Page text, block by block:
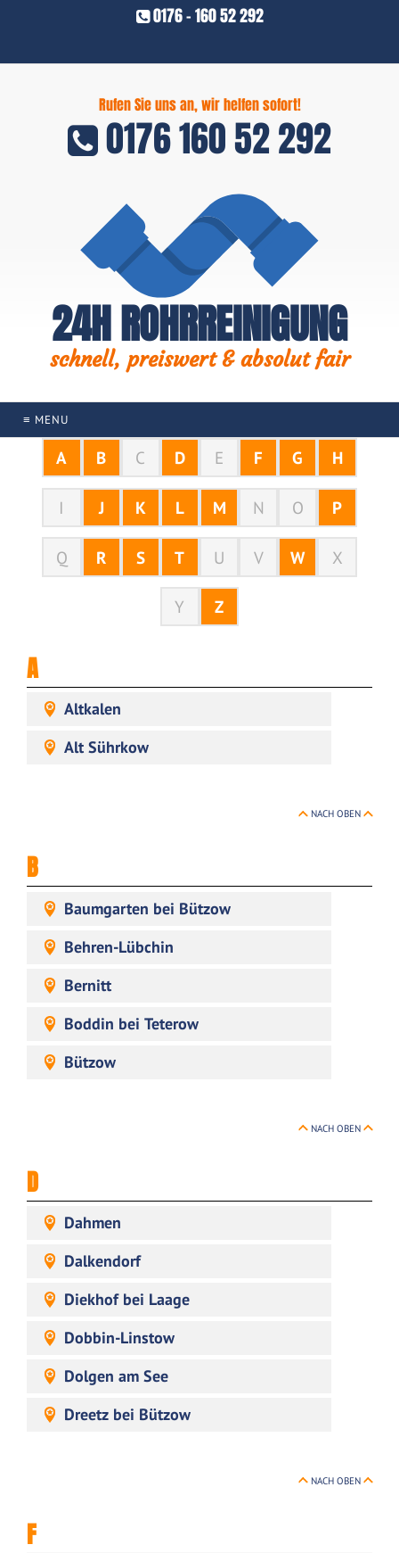
0176 - 160 52 292
Rufen Sie uns an, wir helfen sofort!
0176 160 52 292
24H ROHRREINIGUNG
schnell, preiswert & absolut fair
≡ MENU
A B C D E F G H
I J K L M N O P
Q R S T U V W X
Y Z
A
Altkalen
Alt Sührkow
NACH OBEN
B
Baumgarten bei Bützow
Behren-Lübchin
Bernitt
Boddin bei Teterow
Bützow
NACH OBEN
D
Dahmen
Dalkendorf
Diekhof bei Laage
Dobbin-Linstow
Dolgen am See
Dreetz bei Bützow
NACH OBEN
F